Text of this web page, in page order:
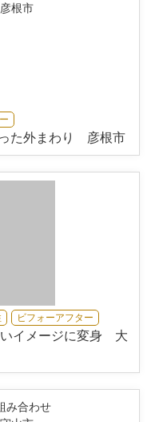
た外まわり 彦根市
ビフォーアフター
イメージに変身 大